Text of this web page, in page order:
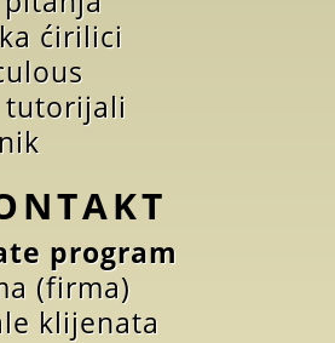
ćirilici
tutorijali
program
(firma)
klijenata